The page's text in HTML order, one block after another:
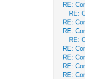
RE:
RE:
RE:
RE:
RE:
RE:
RE:
RE:
RE: